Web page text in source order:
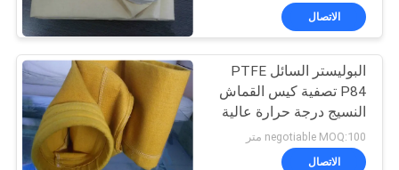
خريطة
الموقع
PRIVACY
POLICY
الاتصال
البوليستر السائل PTFE
P84 تصفية كيس القماش
النسيج درجة حرارة عالية
negotiable MOQ:100 متر
الاتصال